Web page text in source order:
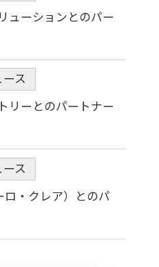
ューションとのパー
ス
リーとのパートナー
ス
・クレア）とのパ